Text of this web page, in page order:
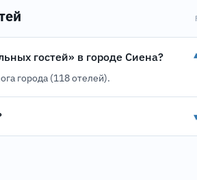
гостей» в городе Сиена?
города (118 отелей).